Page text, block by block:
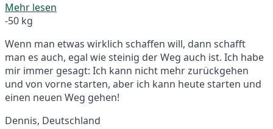
Mehr lesen
-50 kg
Wenn man etwas wirklich schaffen will, dann schafft
man es auch, egal wie steinig der Weg auch ist. Ich habe
mir immer gesagt: Ich kann nicht mehr zurückgehen
und von vorne starten, aber ich kann heute starten und
einen neuen Weg gehen!
Dennis, Deutschland